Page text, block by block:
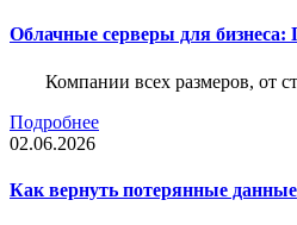
Облачные серверы для бизнеса:
Компании всех размеров, от
Подробнее
02.06.2026
Как вернуть потерянные данные